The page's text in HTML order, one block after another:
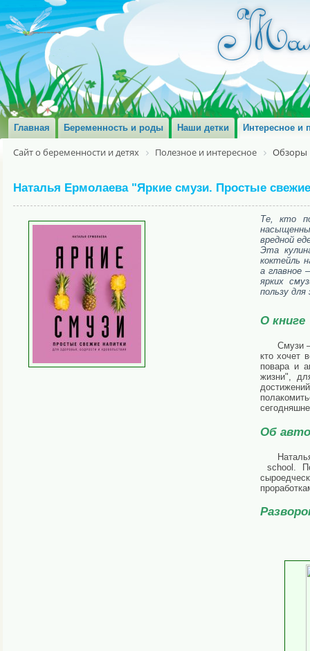
Главная Беременность и роды Наши детки Интересное и
Сайт о беременности и детях Полезное и интересное Обзоры
Наталья Ермолаева "Яркие смузи. Простые
Те, кто
вредной
Эта
коктейль
а главное
ярких
пользу
О книге
Смузи
кто хочет
повара и
жизни",
Об
school.